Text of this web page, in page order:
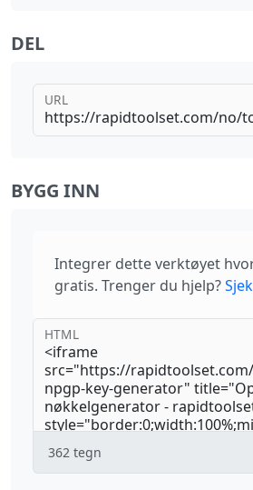
DEL
URL
BYGG INN
Integrer dette verktøyet
gratis. Trenger du hjelp?
HTML
362 tegn